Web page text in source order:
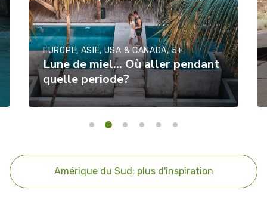
EUROPE, ASIE, USA & CANADA, 5+
Lune de miel... Où aller pendant
quelle periode?
Amérique du Sud: plus d'inspiration